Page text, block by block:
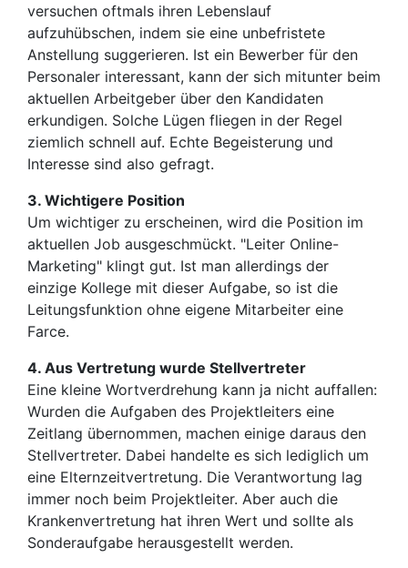
versuchen oftmals ihren Lebenslauf
aufzuhübschen, indem sie eine unbefristete
Anstellung suggerieren. Ist ein Bewerber für den
Personaler interessant, kann der sich mitunter beim
aktuellen Arbeitgeber über den Kandidaten
erkundigen. Solche Lügen fliegen in der Regel
ziemlich schnell auf. Echte Begeisterung und
Interesse sind also gefragt.
3. Wichtigere Position
Um wichtiger zu erscheinen, wird die Position im
aktuellen Job ausgeschmückt. "Leiter Online-
Marketing" klingt gut. Ist man allerdings der
einzige Kollege mit dieser Aufgabe, so ist die
Leitungsfunktion ohne eigene Mitarbeiter eine
Farce.
4. Aus Vertretung wurde Stellvertreter
Eine kleine Wortverdrehung kann ja nicht auffallen:
Wurden die Aufgaben des Projektleiters eine
Zeitlang übernommen, machen einige daraus den
Stellvertreter. Dabei handelte es sich lediglich um
eine Elternzeitvertretung. Die Verantwortung lag
immer noch beim Projektleiter. Aber auch die
Krankenvertretung hat ihren Wert und sollte als
Sonderaufgabe herausgestellt werden.